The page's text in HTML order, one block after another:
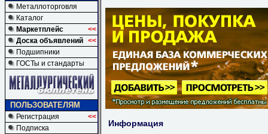
Металлоторговля
Каталог
Маркетплейс
<<
Доска объявлений <<
Подшипники
ГОСТы и стандарты
ПОЛЬЗОВАТЕЛЯМ
Регистрация
<<
Подписка
Информация